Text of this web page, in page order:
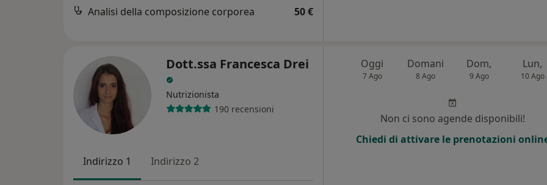
Analisi della composizione corporea 50 €
Dott.ssa Francesca Drei
Nutrizionista
190 recensioni
Indirizzo 1 Indirizzo 2
Oggi
7 Ago
Domani
8 Ago
Dom,
9 Ago
Lun,
10 Ago
Non ci sono agende disponibili!
Chiedi di attivare le prenotazioni